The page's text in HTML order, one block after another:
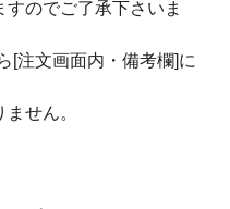
のでご了承下さいま
[注文画面内・備考欄]に
せん。